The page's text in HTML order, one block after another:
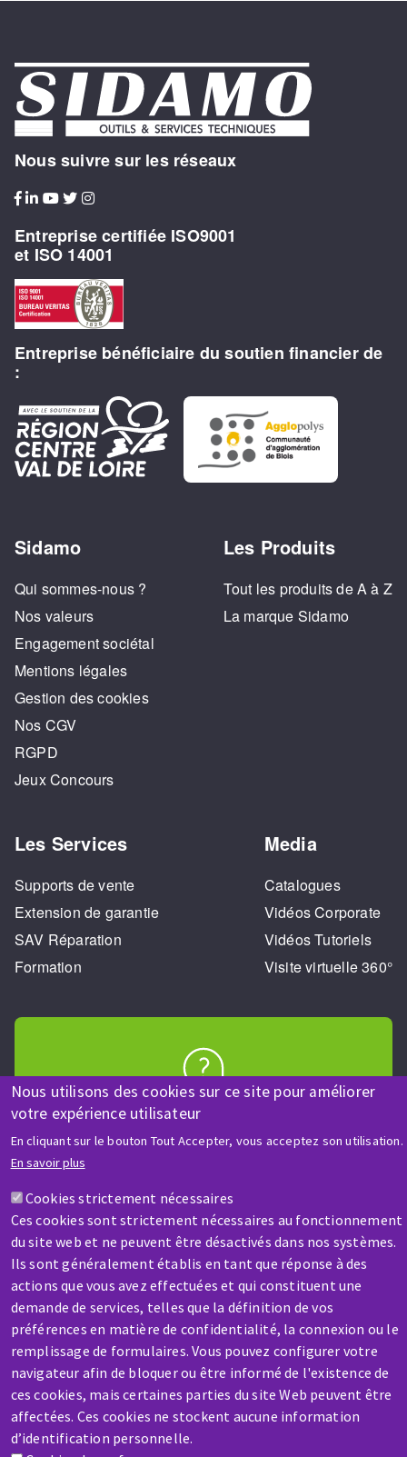
Nous utilisons des cookies sur ce site pour améliorer
votre expérience utilisateur
En cliquant sur le bouton Tout Accepter, vous acceptez son utilisation.
En savoir plus
Cookies strictement nécessaires
Ces cookies sont strictement nécessaires au fonctionnement
du site web et ne peuvent être désactivés dans nos systèmes.
Ils sont généralement établis en tant que réponse à des
actions que vous avez effectuées et qui constituent une
demande de services, telles que la définition de vos
préférences en matière de confidentialité, la connexion ou le
remplissage de formulaires. Vous pouvez configurer votre
navigateur afin de bloquer ou être informé de l'existence de
ces cookies, mais certaines parties du site Web peuvent être
affectées. Ces cookies ne stockent aucune information
d’identification personnelle.
Nous suivre sur les réseaux
Entreprise certifiée ISO9001
et ISO 14001
Entreprise bénéficiaire du soutien financier de
:
Sidamo
Qui sommes-nous ?
Nos valeurs
Engagement sociétal
Mentions légales
Gestion des cookies
Nos CGV
RGPD
Jeux Concours
Les Produits
Tout les produits de A à Z
La marque Sidamo
Les Services
Supports de vente
Extension de garantie
SAV Réparation
Formation
Media
Catalogues
Vidéos Corporate
Vidéos Tutoriels
Visite virtuelle 360°
AIDE & CONTACT
Une question ? Un renseignement ?
Contactez-nous
SAV / RÉPARATION
Une machine cassée ? En panne ?
Contactez-nous